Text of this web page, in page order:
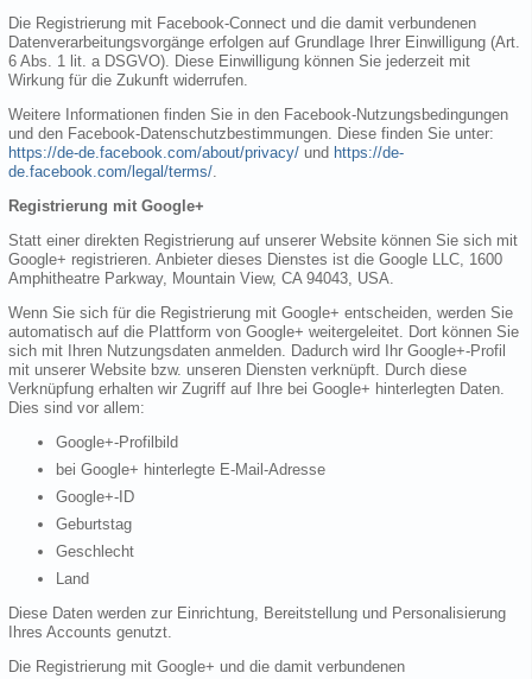
Die Registrierung mit Facebook-Connect und die damit verbundenen
Datenverarbeitungsvorgänge erfolgen auf Grundlage Ihrer Einwilligung (Art.
6 Abs. 1 lit. a DSGVO). Diese Einwilligung können Sie jederzeit mit
Wirkung für die Zukunft widerrufen.
Weitere Informationen finden Sie in den Facebook-Nutzungsbedingungen
und den Facebook-Datenschutzbestimmungen. Diese finden Sie unter:
https://de-de.facebook.com/about/privacy/ und https://de-
de.facebook.com/legal/terms/.
Registrierung mit Google+
Statt einer direkten Registrierung auf unserer Website können Sie sich mit
Google+ registrieren. Anbieter dieses Dienstes ist die Google LLC, 1600
Amphitheatre Parkway, Mountain View, CA 94043, USA.
Wenn Sie sich für die Registrierung mit Google+ entscheiden, werden Sie
automatisch auf die Plattform von Google+ weitergeleitet. Dort können Sie
sich mit Ihren Nutzungsdaten anmelden. Dadurch wird Ihr Google+-Profil
mit unserer Website bzw. unseren Diensten verknüpft. Durch diese
Verknüpfung erhalten wir Zugriff auf Ihre bei Google+ hinterlegten Daten.
Dies sind vor allem:
Google+-Profilbild
bei Google+ hinterlegte E-Mail-Adresse
Google+-ID
Geburtstag
Geschlecht
Land
Diese Daten werden zur Einrichtung, Bereitstellung und Personalisierung
Ihres Accounts genutzt.
Die Registrierung mit Google+ und die damit verbundenen